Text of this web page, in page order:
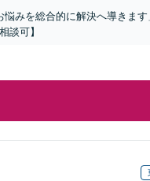
悩みを総合的に解決へ導きます
談可】